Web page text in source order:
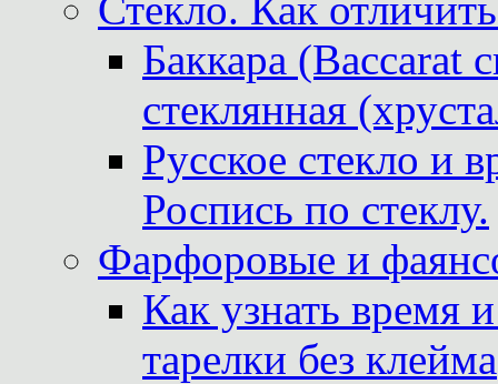
Баккара (Baccarat
стеклянная
Русское стекло и
Роспись по стеклу.
Фарфоровые и
Как узнать время
тарелки без клейма